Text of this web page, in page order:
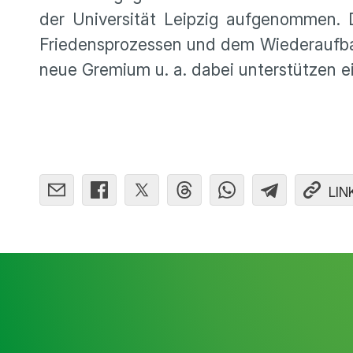
der Universität Leipzig
Friedensprozessen und dem
neue Gremium u. a. dabei unterstützen